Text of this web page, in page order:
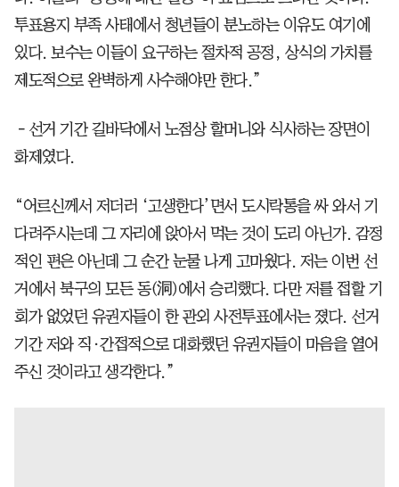
투표용지 부족 사태에서 청년들이 분노하는 이유도 여기에
있다. 보수는 이들이 요구하는 절차적 공정, 상식의 가치를
제도적으로 완벽하게 사수해야만 한다.”
－선거 기간 길바닥에서 노점상 할머니와 식사하는 장면이
화제였다.
“어르신께서 저더러 ‘고생한다’면서 도시락통을 싸 와서 기
다려주시는데 그 자리에 앉아서 먹는 것이 도리 아닌가. 감정
적인 편은 아닌데 그 순간 눈물 나게 고마웠다. 저는 이번 선
거에서 북구의 모든 동(洞)에서 승리했다. 다만 저를 접할 기
회가 없었던 유권자들이 한 관외 사전투표에서는 졌다. 선거
기간 저와 직·간접적으로 대화했던 유권자들이 마음을 열어
주신 것이라고 생각한다.”